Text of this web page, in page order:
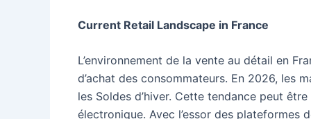
Current Retail Landscape in France
L’environnement de la vente au détail en
d’achat des consommateurs. En 2026, les
les Soldes d’hiver. Cette tendance peut
électronique. Avec l’essor des